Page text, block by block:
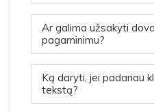
Ar galima užsakyti
pagaminimu?
Ką daryti, jei padariau
tekstą?